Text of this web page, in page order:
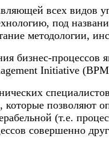
всех видов
под
методологии,
бизнес-
Initiative
позволяют
(т.е.
совершенно